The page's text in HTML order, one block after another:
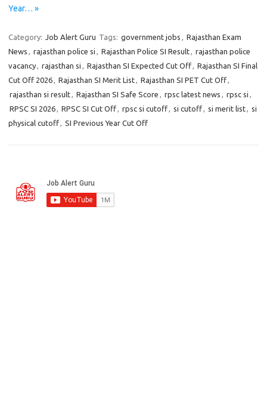
Year… »
Category: Job Alert Guru Tags: government jobs , Rajasthan Exam
News , rajasthan police si , Rajasthan Police SI Result, rajasthan police
vacancy, rajasthan si , Rajasthan SI Expected Cut Off, Rajasthan SI Final
Cut Off 2026, Rajasthan SI Merit List, Rajasthan SI PET Cut Off,
rajasthan si result, Rajasthan SI Safe Score , rpsc latest news , rpsc si ,
RPSC SI 2026, RPSC SI Cut Off, rpsc si cutoff, si cutoff, si merit list, si
physical cutoff, SI Previous Year Cut Off